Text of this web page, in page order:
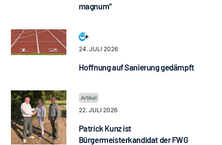
magnum“
24. JULI 2026
Hoffnung auf Sanierung gedämpft
22. JULI 2026
Patrick Kunz ist
Bürgermeisterkandidat der FWG